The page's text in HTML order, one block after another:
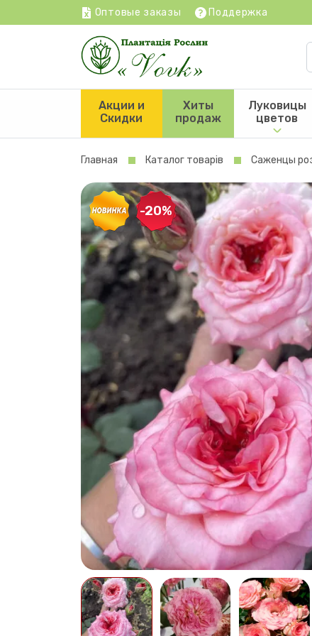
Оптовые заказы Поддержка
Акции и
Скидки
Хиты
продаж
Луковицы
цветов
Главная Каталог товарів Саженцы
-20%